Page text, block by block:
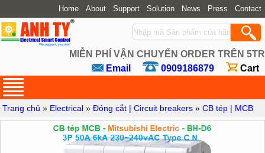
Home About Support Solution News Press Contact
MIỄN PHÍ VẬN CHUYỂN ORDER TRÊN 5TR
Email
0909186879 Cart
Trang chủ » Electrical »Đóng cắt | Circuit breakers »CB tép | MCB